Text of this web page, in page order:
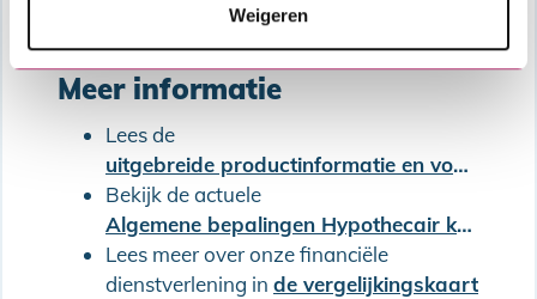
Weigeren
Oplopende Combinatielening
Meer informatie
Lees de
uitgebreide productinformatie en voorwaarden van de SVn Starterslening
Bekijk de actuele
Algemene bepalingen Hypothecair krediet (met Combinatielening)
Lees meer over onze financiële
dienstverlening in de vergelijkingskaart